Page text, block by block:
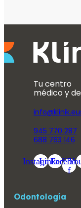
Tu centro
médico y
945 770 287
688 763 146
Instagram
Linkedin
f
Odontología